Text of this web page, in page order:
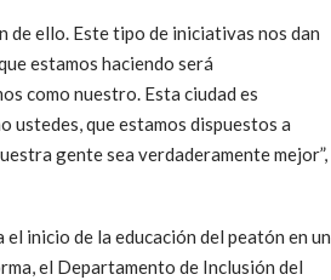
de ello. Este tipo de iniciativas nos dan
estamos haciendo será
como nuestro. Esta ciudad es
ustedes, que estamos dispuestos a
gente sea verdaderamente mejor”,
inicio de la educación del peatón en un
el Departamento de Inclusión del